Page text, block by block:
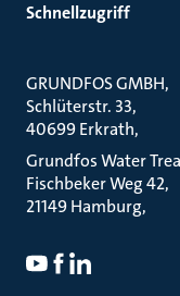
Schnellzugriff
GRUNDFOS GMBH
Schlüterstr. 33
40699 Erkrath
Grundfos Water
Fischbeker Weg 42
21149 Hamburg